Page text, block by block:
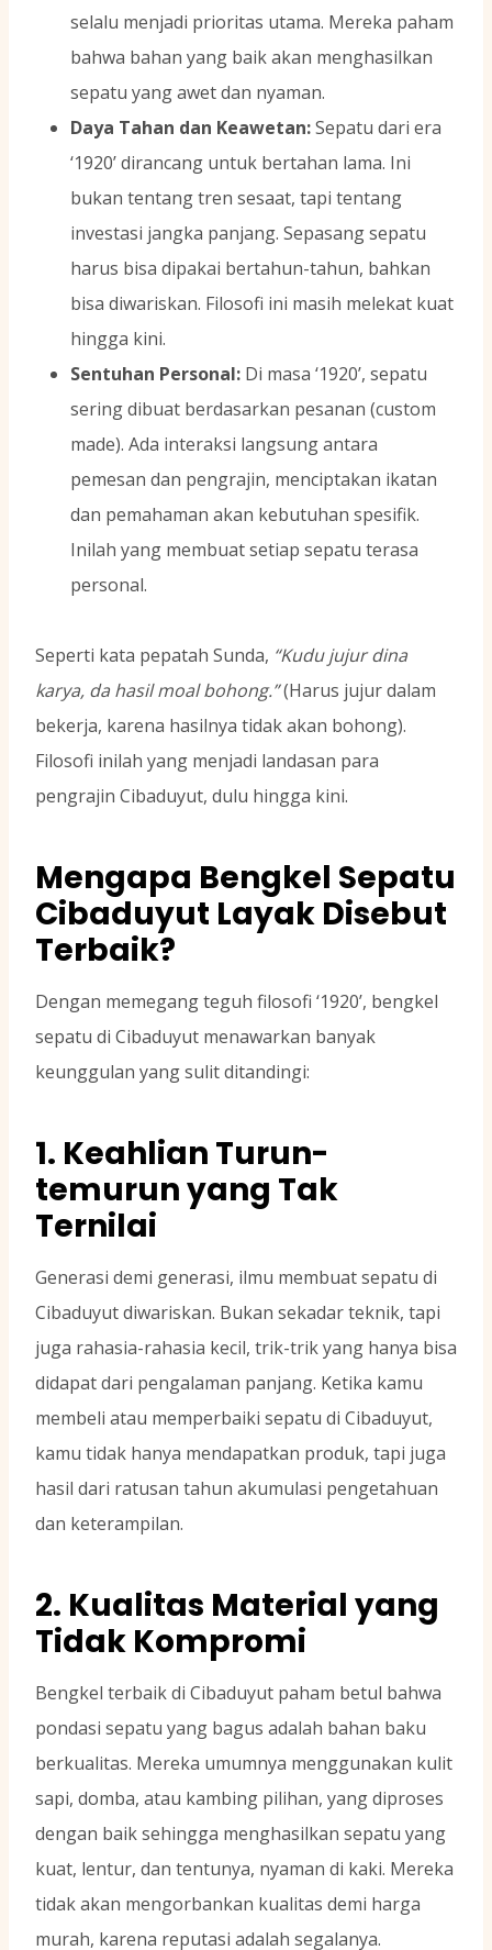
selalu menjadi prioritas utama. Mereka paham
bahwa bahan yang baik akan menghasilkan
sepatu yang awet dan nyaman.
Daya Tahan dan Keawetan:Sepatu dari era
‘1920’ dirancang untuk bertahan lama. Ini
bukan tentang tren sesaat, tapi tentang
investasi jangka panjang. Sepasang sepatu
harus bisa dipakai bertahun-tahun, bahkan
bisa diwariskan. Filosofi ini masih melekat kuat
hingga kini.
Sentuhan Personal: Di masa ‘1920’, sepatu
sering dibuat berdasarkan pesanan (custom
made). Ada interaksi langsung antara
pemesan dan pengrajin, menciptakan ikatan
dan pemahaman akan kebutuhan spesifik.
Inilah yang membuat setiap sepatu terasa
personal.
Seperti kata pepatah Sunda, “Kudu jujur dina
karya, da hasil moal bohong.”(Harus jujur dalam
bekerja, karena hasilnya tidak akan bohong).
Filosofi inilah yang menjadi landasan para
pengrajin Cibaduyut, dulu hingga kini.
Mengapa Bengkel Sepatu
Cibaduyut Layak Disebut
Terbaik?
Dengan memegang teguh filosofi ‘1920’, bengkel
sepatu di Cibaduyut menawarkan banyak
keunggulan yang sulit ditandingi:
1. Keahlian Turun-
temurun yang Tak
Ternilai
Generasi demi generasi, ilmu membuat sepatu di
Cibaduyut diwariskan. Bukan sekadar teknik, tapi
juga rahasia-rahasia kecil, trik-trik yang hanya bisa
didapat dari pengalaman panjang. Ketika kamu
membeli atau memperbaiki sepatu di Cibaduyut,
kamu tidak hanya mendapatkan produk, tapi juga
hasil dari ratusan tahun akumulasi pengetahuan
dan keterampilan.
2. Kualitas Material yang
Tidak Kompromi
Bengkel terbaik di Cibaduyut paham betul bahwa
pondasi sepatu yang bagus adalah bahan baku
berkualitas. Mereka umumnya menggunakan kulit
sapi, domba, atau kambing pilihan, yang diproses
dengan baik sehingga menghasilkan sepatu yang
kuat, lentur, dan tentunya, nyaman di kaki. Mereka
tidak akan mengorbankan kualitas demi harga
murah, karena reputasi adalah segalanya.